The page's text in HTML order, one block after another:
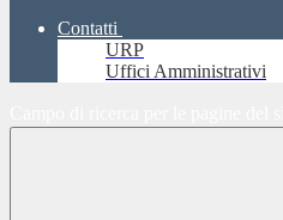
Contatti
URP
Uffici Amministrativi